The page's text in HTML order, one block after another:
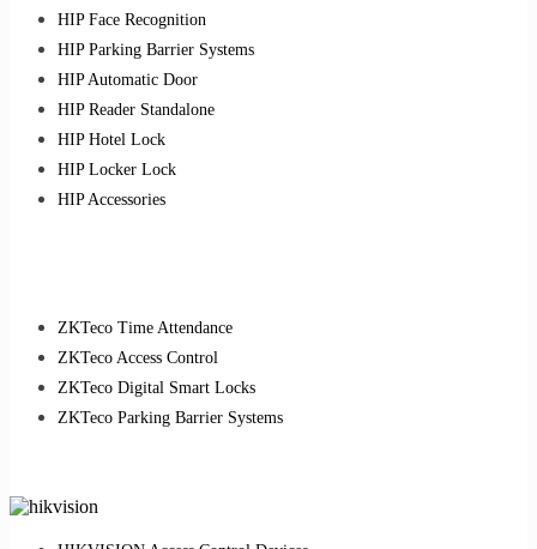
HIP Face Recognition
HIP Parking Barrier Systems
HIP Automatic Door
HIP Reader Standalone
HIP Hotel Lock
HIP Locker Lock
HIP Accessories
ZKTeco Time Attendance
ZKTeco Access Control
ZKTeco Digital Smart Locks
ZKTeco Parking Barrier Systems